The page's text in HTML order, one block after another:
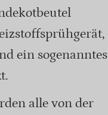
ein sogenanntes
alle von der